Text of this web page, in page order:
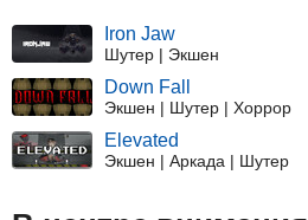
Iron Jaw
Шутер | Экшен
Down Fall
Экшен | Шутер | Хоррор
Elevated
Экшен | Аркада | Шутер